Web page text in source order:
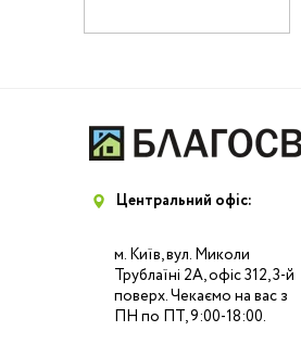
Центральний офіс:
м. Київ, вул. Миколи
Трублаїні 2А, офіс 312, 3-й
поверх. Чекаємо на вас з
ПН по ПТ, 9:00-18:00.